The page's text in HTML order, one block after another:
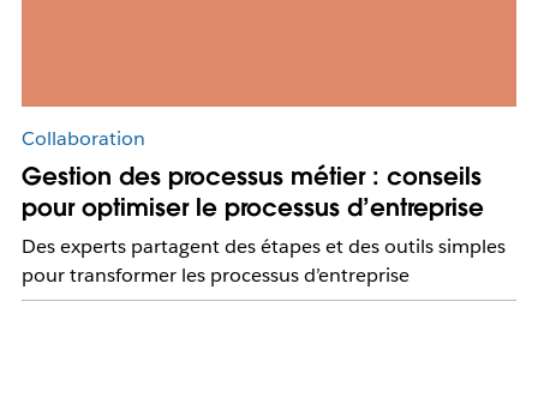
Collaboration
Gestion des processus métier : conseils
pour optimiser le processus d’entreprise
Des experts partagent des étapes et des outils simples
pour transformer les processus d’entreprise